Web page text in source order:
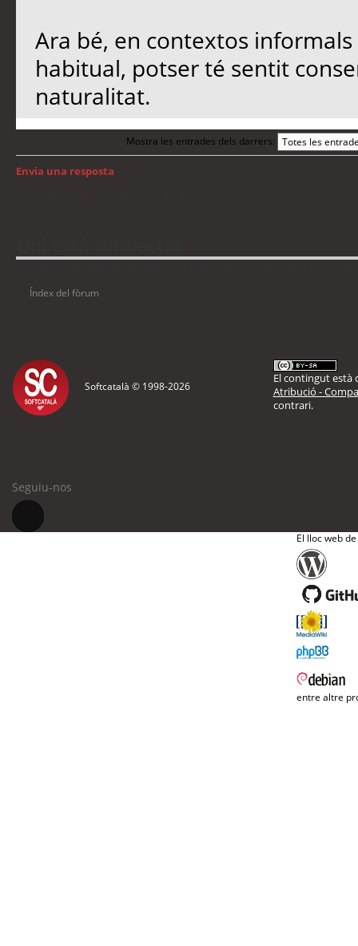
Ara bé, en contextos
habitual, potser té sentit
naturalitat.
Mostra les entrades dels darrers:
Envia una resposta
Índex del fòrum
Softcatalà © 1998-2026
El contingut està
Atribució -
contrari.
Seguiu-nos
El lloc web
entre altre